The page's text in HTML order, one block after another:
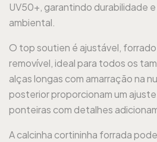
UV50+, garantindo durabilidade
ambiental.
O top soutien é ajustável,
removível, ideal para todos os
alças longas com amarração na
posterior proporcionam um
ponteiras com detalhes
A calcinha cortininha forrada